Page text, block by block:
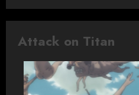
Attack on Titan